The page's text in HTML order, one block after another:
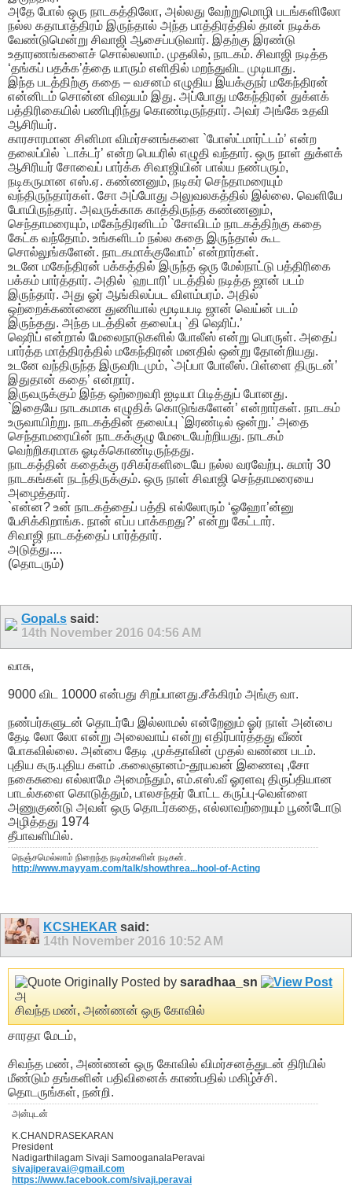
அதே போல் ஒரு நாடகத்திலோ, அல்லது வேற்றுமொழி படங்களிலோ
நல்ல கதாபாத்திரம் இருந்தால் அந்த பாத்திரத்தில் தான் நடிக்க
வேண்டுமென்று சிவாஜி ஆசைப்படுவார். இதற்கு இரண்டு
உதாரணங்களைச் சொல்லலாம். முதலில், நாடகம். சிவாஜி நடித்த
‘தங்கப் பதக்க’த்தை யாரும் எளிதில் மறந்துவிட முடியாது.
இந்த படத்திற்கு கதை – வசனம் எழுதிய இயக்குநர் மகேந்திரன்
என்னிடம் சொன்ன விஷயம் இது. அப்போது மகேந்திரன் துக்ளக்
பத்திரிகையில் பணிபுரிந்து கொண்டிருந்தார். அவர் அங்கே உதவி
ஆசிரியர்.
காரசாரமான சினிமா விமர்சனங்களை `போஸ்ட்மார்ட்டம்’ என்ற
தலைப்பில் `டாக்டர்’ என்ற பெயரில் எழுதி வந்தார். ஒரு நாள் துக்ளக்
ஆசிரியர் சோவைப் பார்க்க சிவாஜியின் பால்ய நண்பரும்,
நடிகருமான எஸ்.ஏ. கண்ணனும், நடிகர் செந்தாமரையும்
வந்திருந்தார்கள். சோ அப்போது அலுவலகத்தில் இல்லை. வெளியே
போயிருந்தார். அவருக்காக காத்திருந்த கண்ணனும்,
செந்தாமரையும், மகேந்திரனிடம் `சோவிடம் நாடகத்திற்கு கதை
கேட்க வந்தோம். உங்களிடம் நல்ல கதை இருந்தால் கூட
சொல்லுங்களேன். நாடகமாக்குவோம்’ என்றார்கள்.
உடனே மகேந்திரன் பக்கத்தில் இருந்த ஒரு மேல்நாட்டு பத்திரிகை
பக்கம் பார்த்தார். அதில் `ஹடாரி’ படத்தில் நடித்த ஜான் படம்
இருந்தார். அது ஓர் ஆங்கிலப்பட விளம்பரம். அதில்
ஒற்றைக்கண்ணை துணியால் மூடியபடி ஜான் வெய்ன் படம்
இருந்தது. அந்த படத்தின் தலைப்பு `தி ஷெரிப்.’
ஷெரிப் என்றால் மேலைநாடுகளில் போலீஸ் என்று பொருள். அதைப்
பார்த்த மாத்திரத்தில் மகேந்திரன் மனதில் ஒன்று தோன்றியது.
உடனே வந்திருந்த இருவரிடமும், `அப்பா போலீஸ். பிள்ளை திருடன்’
இதுதான் கதை’ என்றார்.
இருவருக்கும் இந்த ஒற்றைவரி ஐடியா பிடித்துப் போனது.
`இதையே நாடகமாக எழுதிக் கொடுங்களேன்’ என்றார்கள். நாடகம்
உருவாயிற்று. நாடகத்தின் தலைப்பு `இரண்டில் ஒன்று.’ அதை
செந்தாமரையின் நாடகக்குழு மேடையேற்றியது. நாடகம்
வெற்றிகரமாக ஓடிக்கொண்டிருந்தது.
நாடகத்தின் கதைக்கு ரசிகர்களிடையே நல்ல வரவேற்பு. சுமார் 30
நாடகங்கள் நடந்திருக்கும். ஒரு நாள் சிவாஜி செந்தாமரையை
அழைத்தார்.
`என்ன? உன் நாடகத்தைப் பத்தி எல்லோரும் ‘ஓஹோ’ன்னு
பேசிக்கிறாங்க. நான் எப்ப பாக்கறது?’ என்று கேட்டார்.
சிவாஜி நாடகத்தைப் பார்த்தார்.
அடுத்து....
(தொடரும்)
Gopal.s said:
14th November 2016 04:56 AM
வாசு,
9000 விட 10000 என்பது சிறப்பானது.சீக்கிரம் அங்கு வா.
நண்பர்களுடன் தொடர்பே இல்லாமல் என்றேனும் ஓர் நாள் அன்பை
தேடி லோ லோ என்று அலைவாய் என்று எதிர்பார்த்தது வீண்
போகவில்லை. அன்பை தேடி ,முக்தாவின் முதல் வண்ண படம்.
புதிய கரு.புதிய களம் .கலைஞானம்-தூயவன் இணைவு ,சோ
நகைசுவை எல்லாமே அமைந்தும், எம்.எஸ்.வீ ஓரளவு திருப்தியான
பாடல்களை கொடுத்தும், பாலசந்தர் போட்ட கருப்பு-வெள்ளை
அணுகுண்டு அவள் ஒரு தொடர்கதை, எல்லாவற்றையும் பூண்டோடு
அழித்தது 1974
தீபாவளியில்.
நெஞ்சமெல்லாம் நிறைந்த நடிகர்களின் நடிகன்.
http://www.mayyam.com/talk/showthrea...hool-of-Acting
KCSHEKAR said:
14th November 2016 10:52 AM
Originally Posted by saradhaa_sn
அ
சிவந்த மண், அண்ணன் ஒரு கோவில்
சாரதா மேடம்,
சிவந்த மண், அண்ணன் ஒரு கோவில் விமர்சனத்துடன் திரியில்
மீண்டும் தங்களின் பதிவினைக் காண்பதில் மகிழ்ச்சி.
தொடருங்கள், நன்றி.
அன்புடன்
K.CHANDRASEKARAN
President
Nadigarthilagam Sivaji SamooganalaPeravai
sivajiperavai@gmail.com
https://www.facebook.com/sivaji.peravai